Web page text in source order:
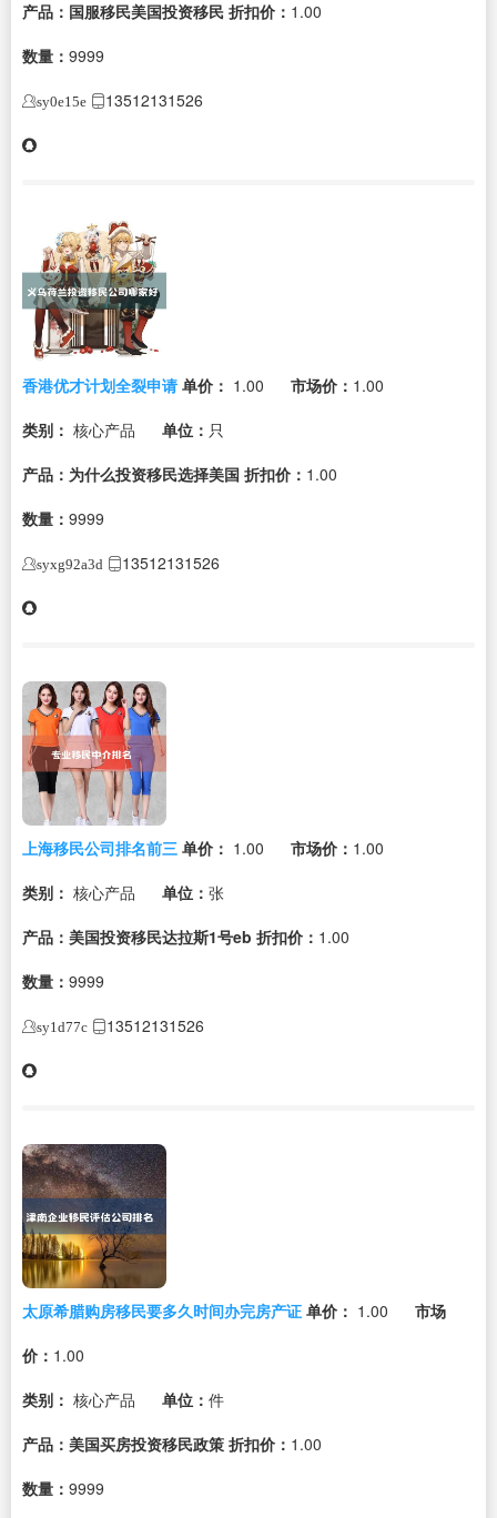
产品：国服移民美国投资移民 折扣价： 1.00
数量： 9999
sy0e15e 13512131526
香港优才计划全裂申请 单价： 1.00 市场价： 1.00
类别： 核心产品 单位： 只
产品：为什么投资移民选择美国 折扣价： 1.00
数量： 9999
syxg92a3d 13512131526
上海移民公司排名前三 单价： 1.00 市场价： 1.00
类别： 核心产品 单位： 张
产品：美国投资移民达拉斯1号eb 折扣价： 1.00
数量： 9999
sy1d77c 13512131526
太原希腊购房移民要多久时间办完房产证 单价： 1.00
市场
价： 1.00
类别： 核心产品 单位： 件
产品：美国买房投资移民政策 折扣价： 1.00
数量： 9999